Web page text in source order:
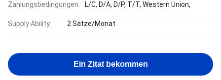
Zahlungsbedingungen: L/C, D/A, D/P, T/T, Western Union,
Supply Ability: 2 Sätze/Monat
Ein Zitat bekommen